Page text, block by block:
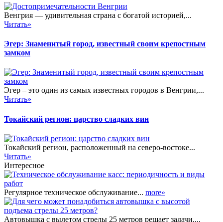
Венгрия — удивительная страна с богатой историей,...
Читать»
Эгер: Знаменитый город, известный своим крепостным
замком
Эгер – это один из самых известных городов в Венгрии,...
Читать»
Токайский регион: царство сладких вин
Токайский регион, расположенный на северо-востоке...
Читать»
Интересное
Регулярное техническое обслуживание... more»
Автовышка с вылетом стрелы 25 метров решает задачи,...